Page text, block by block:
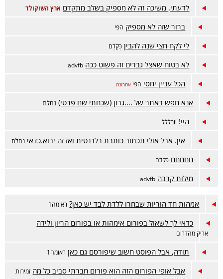
לדעתי, משיכה זה לא מספיק בשלב מתקדם ארץ השוקולד
ברור שזה לא מספיק הפי
לי לקח חצי שנה להבין כְּקֶדֶם
לא בטוח שאצל גברים זה פשוט ככה advfb
הכל עניין יחסי הפי אחרונה
אנא חפש באתר של ....גרון (שכחתי שם פרטי) נחלת
היי! יובללל
אין. אבל אולי תכתוב כותרת רלבנטית ואז זה יבוא.כדאי נחלת
חחחחח כְּקֶדֶם
מילות קרבה advfb
אמהות חד הוריות שבחרו ללדת לבד יש כאן? ראומה1
כדאי לך לשאול בפורום אימהות או בפורום הריון ולידה
אריק מהדרום
תודה, אבל הפוסט חשוב שיפורסם גם כאן ראומה1
אבל אופי הפורום הזה הוא פורום חברתי סביב כל מה זמירות